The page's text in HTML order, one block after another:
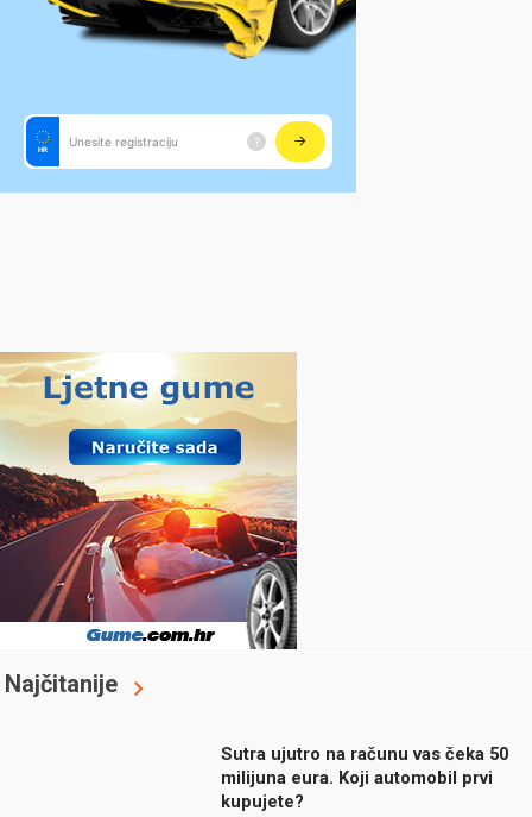
Najčitanije
Sutra ujutro na računu vas čeka 50
milijuna eura. Koji automobil prvi
kupujete?